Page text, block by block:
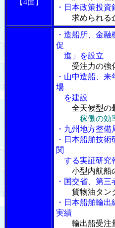
【4面】
・日本政策投
求められる
・造船所、金
促
進」を設立
受注力の強
・山中造船、
場
を建設
全天候型の
稼働の効
・九州地方整
・日本船舶技
関
する実証研究
小型内航船
・国交省、第
貨物油タン
・日本船舶輸
実績
輸出船受注